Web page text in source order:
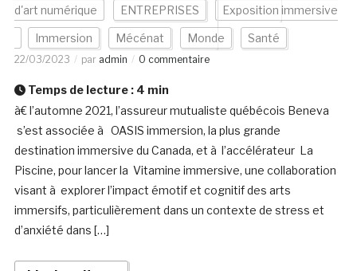
d'art numérique ENTREPRISES Exposition immersive
Immersion Mécénat Monde Santé
22/03/2023 par admin 0 commentaire
Temps de lecture : 4 min
à€ l’automne 2021, l’assureur mutualiste québécois Beneva
s’est associée à OASIS immersion, la plus grande
destination immersive du Canada, et à l’accélérateur La
Piscine, pour lancer la Vitamine immersive, une collaboration
visant à explorer l’impact émotif et cognitif des arts
immersifs, particulièrement dans un contexte de stress et
d’anxiété dans […]